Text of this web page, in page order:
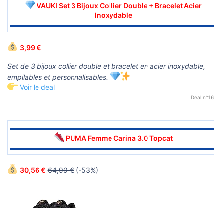
VAUKI Set 3 Bijoux Collier Double + Bracelet Acier
Inoxydable
▬▬▬▬▬▬▬▬▬▬▬▬▬▬▬▬▬▬▬▬▬▬▬▬▬▬▬▬▬▬
3,99 €
Set de 3 bijoux collier double et bracelet en acier inoxydable,
empilables et personnalisables.
Voir le deal
Deal n°16
▬▬▬▬▬▬▬▬▬▬▬▬▬▬▬▬▬▬▬▬▬▬▬▬▬▬▬▬▬▬
PUMA Femme Carina 3.0 Topcat
▬▬▬▬▬▬▬▬▬▬▬▬▬▬▬▬▬▬▬▬▬▬▬▬▬▬▬▬▬▬
30,56 € 64,99 €(-53%)